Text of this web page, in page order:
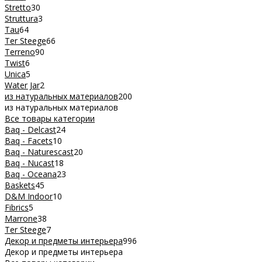
Stretto30
Struttura3
Tau64
Ter Steege66
Terreno90
Twist6
Unica5
Water Jar2
из натуральных материалов200
из натуральных материалов
Все товары категории
Baq - Delcast24
Baq - Facets10
Baq - Naturescast20
Baq - Nucast18
Baq - Oceana23
Baskets45
D&M Indoor10
Fibrics5
Marrone38
Ter Steege7
Декор и предметы интерьера996
Декор и предметы интерьера